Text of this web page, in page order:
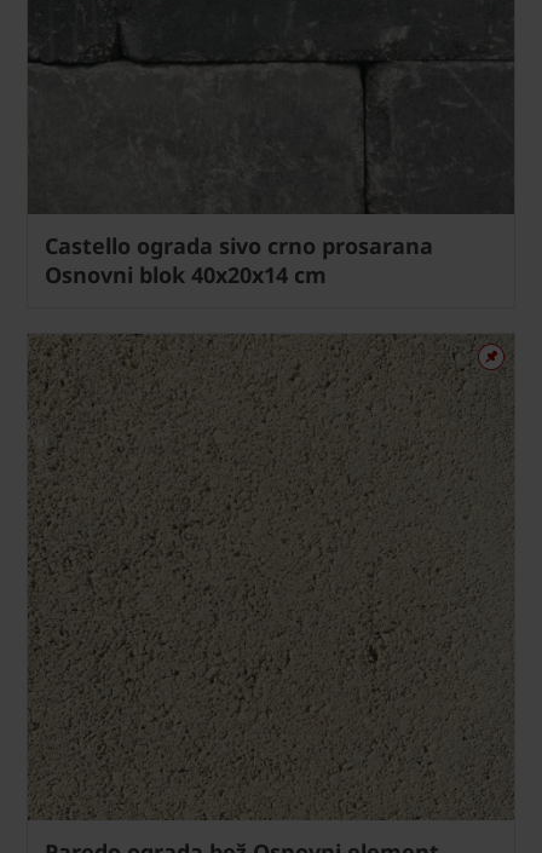
Castello ograda sivo crno prosarana
Osnovni blok 40x20x14 cm